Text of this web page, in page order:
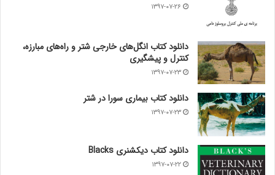
۱۳۹۷-۰۷-۲۶
دانلود کتاب انگل‌های خارجی شتر و راه‌های مبارزه،
کنترل و پیشگیری
۱۳۹۷-۰۷-۲۳
دانلود کتاب بیماری سورا در شتر
۱۳۹۷-۰۷-۲۳
دانلود کتاب دیکشنری Blacks
۱۳۹۷-۰۷-۲۲